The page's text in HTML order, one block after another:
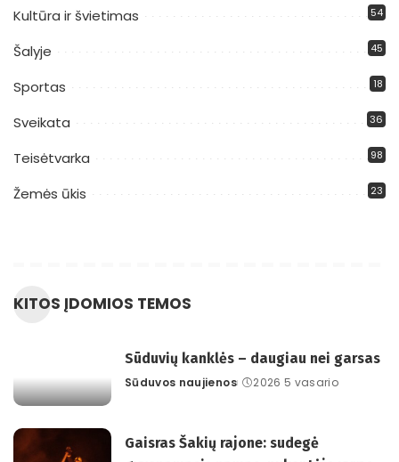
Kultūra ir švietimas 54
Šalyje 45
Sportas 18
Sveikata 36
Teisėtvarka 98
Žemės ūkis 23
KITOS ĮDOMIOS TEMOS
Sūduvių kanklės – daugiau nei garsas
Posted
Sūduvos naujienos 2026 5 vasario
Gaisras Šakių rajone: sudegė